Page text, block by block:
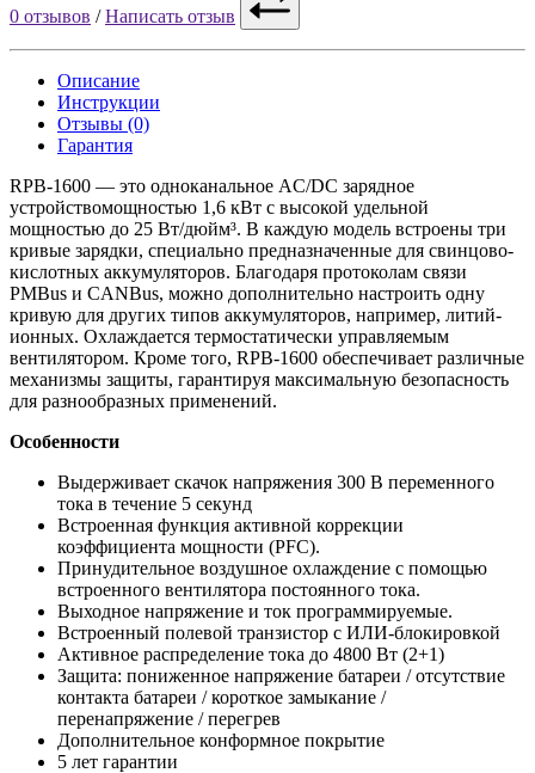
0 отзывов /Написать отзыв
Описание
Инструкции
Отзывы (0)
Гарантия
RPB-1600 — это одноканальное AC/DC зарядное
устройствомощностью 1,6 кВт с высокой удельной
мощностью до 25 Вт/дюйм³. В каждую модель встроены три
кривые зарядки, специально предназначенные для свинцово-
кислотных аккумуляторов. Благодаря протоколам связи
PMBus и CANBus, можно дополнительно настроить одну
кривую для других типов аккумуляторов, например, литий-
ионных. Охлаждается термостатически управляемым
вентилятором. Кроме того, RPB-1600 обеспечивает различные
механизмы защиты, гарантируя максимальную безопасность
для разнообразных применений.
Особенности
Выдерживает скачок напряжения 300 В переменного
тока в течение 5 секунд
Встроенная функция активной коррекции
коэффициента мощности (PFC).
Принудительное воздушное охлаждение с помощью
встроенного вентилятора постоянного тока.
Выходное напряжение и ток программируемые.
Встроенный полевой транзистор с ИЛИ-блокировкой
Активное распределение тока до 4800 Вт (2+1)
Защита: пониженное напряжение батареи / отсутствие
контакта батареи / короткое замыкание /
перенапряжение / перегрев
Дополнительное конформное покрытие
5 лет гарантии